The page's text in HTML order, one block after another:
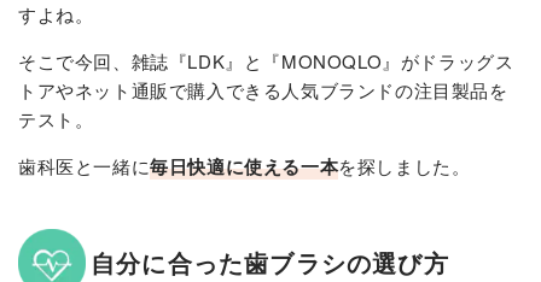
すよね。
そこで今回、雑誌『LDK』と『MONOQLO』がドラッグス
トアやネット通販で購入できる人気ブランドの注目製品を
テスト。
歯科医と一緒に毎日快適に使える一本を探しました。
自分に合った歯ブラシの選び方